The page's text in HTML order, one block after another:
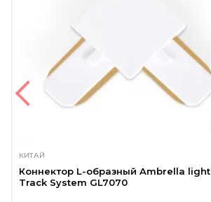
КИТАЙ
Коннектор L-образный Ambrella light
Track System GL7070